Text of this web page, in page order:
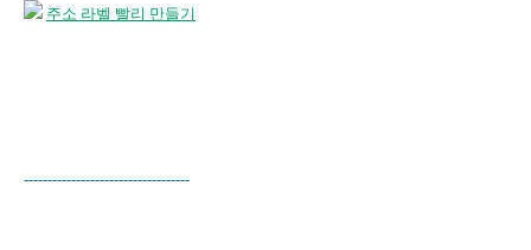
주소 라벨 빨리 만들기
-----------------------------------